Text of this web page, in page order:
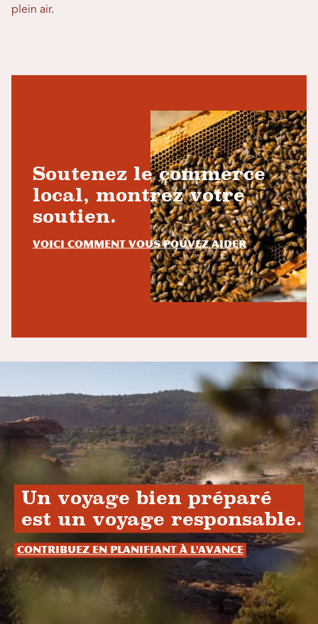
plein air.
Soutenez le commerce
local, montrez votre
soutien.
Voici comment vous pouvez aider
Un voyage bien préparé
est un voyage responsable.
Contribuez en planifiant à l'avance